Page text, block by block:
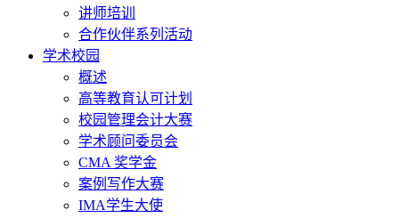
讲师培训
合作伙伴系列活动
学术校园
概述
高等教育认可计划
校园管理会计大赛
学术顾问委员会
CMA 奖学金
案例写作大赛
IMA学生大使